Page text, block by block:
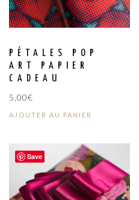
PÉTALES POP
ART PAPIER
CADEAU
5,00€
AJOUTER AU PANIER
Save